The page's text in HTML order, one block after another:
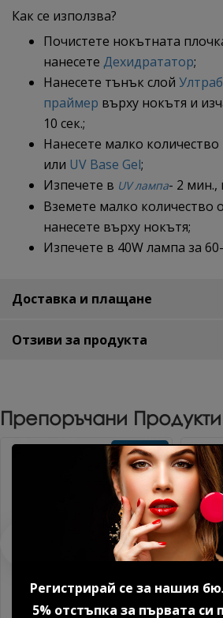
Регистрирай се за нашия
5% отстъпка за първата си
Как се използва?
Почистете нокътната
нанесете Дехидрататор;
Нанесете тънък слой
праймер върху нокътя и
10 сек.;
Нанесете малко количество
или UV Base Gel;
Изпечете в UV лампа- 2 мин.,
Вземете малко количество
нанесете върху нокътя;
Изпечете в 40W лампа за
Доставка и плащане
Отзиви за продукта
Препоръчани Продукти
Без TPO